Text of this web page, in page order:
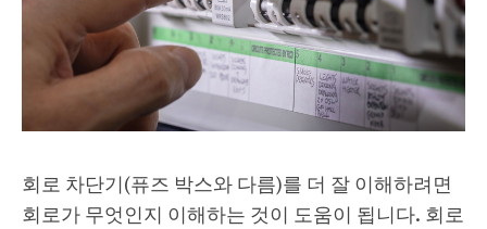
회로 차단기(퓨즈 박스와 다름)를 더 잘 이해하려면
회로가 무엇인지 이해하는 것이 도움이 됩니다. 회로